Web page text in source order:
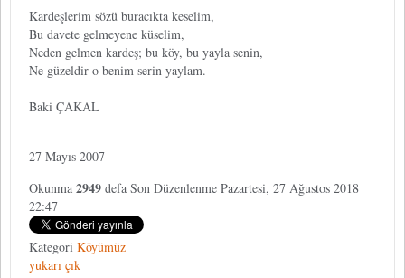
Kardeşlerim sözü buracıkta keselim,
Bu davete gelmeyene küselim,
Neden gelmen kardeş; bu köy, bu yayla senin,
Ne güzeldir o benim serin yaylam.
Baki ÇAKAL
27 Mayıs 2007
Okunma 2949 defa Son Düzenlenme Pazartesi, 27 Ağustos 2018
22:47
Kategori Köyümüz
yukarı çık